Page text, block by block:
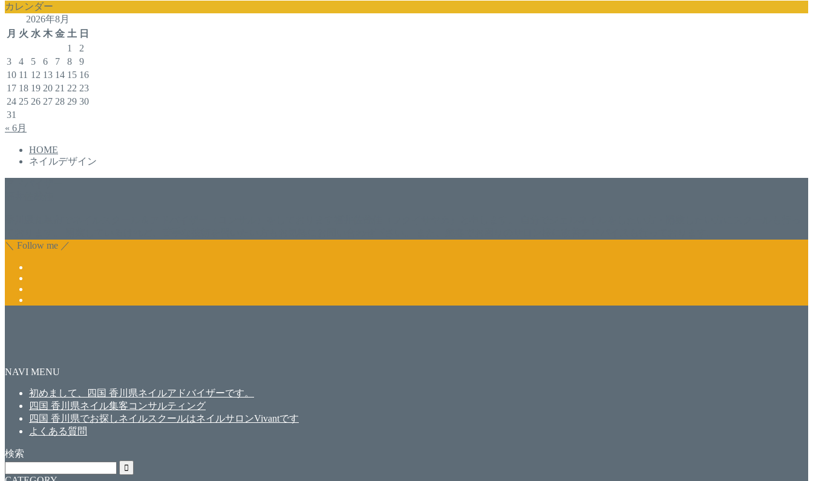
カレンダー
2026年8月
月 火 水 木 金 土 日
1
2
3
4 5 6 7 8
9
10 11 12 13 14 15 16
17 18 19 20 21 22 23
24 25 26 27 28 29 30
31
« 6月
HOME
ネイルデザイン
＼ Follow me ／
NAVI MENU
初めまして、四国 香川県ネイルアドバイザーです。
四国 香川県ネイル集客コンサルティング
四国 香川県でお探しネイルスクールはネイルサロンVivantです
よくある質問
検索